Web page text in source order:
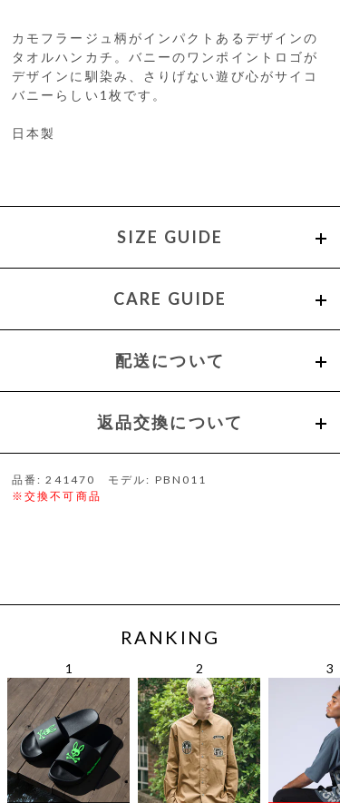
カモフラージュ柄がインパクトあるデザインの
タオルハンカチ。バニーのワンポイントロゴが
デザインに馴染み、さりげない遊び心がサイコ
バニーらしい1枚です。
日本製
SIZE GUIDE
CARE GUIDE
配送について
返品交換について
品番: 241470 モデル: PBN011
※交換不可商品
RANKING